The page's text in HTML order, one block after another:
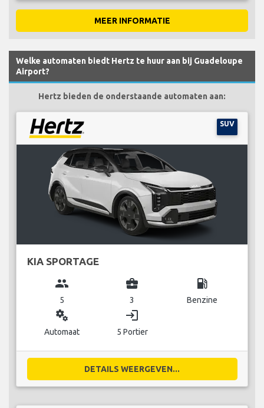
MEER INFORMATIE
Welke automaten biedt Hertz te huur aan bij Guadeloupe
Airport?
Hertz bieden de onderstaande automaten aan:
SUV
KIA SPORTAGE
group
5
business_center
3
local_gas_station
Benzine
miscellaneous_services
Automaat
login
5 Portier
DETAILS WEERGEVEN...